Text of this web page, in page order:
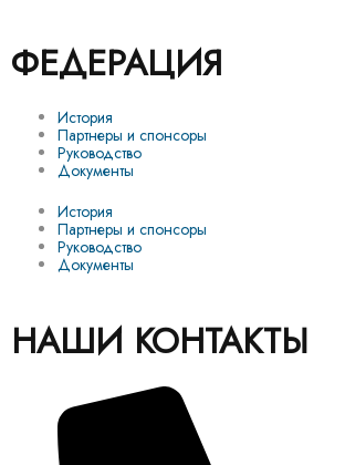
ФЕДЕРАЦИЯ
История
Партнеры и спонсоры
Руководство
Документы
История
Партнеры и спонсоры
Руководство
Документы
НАШИ КОНТАКТЫ